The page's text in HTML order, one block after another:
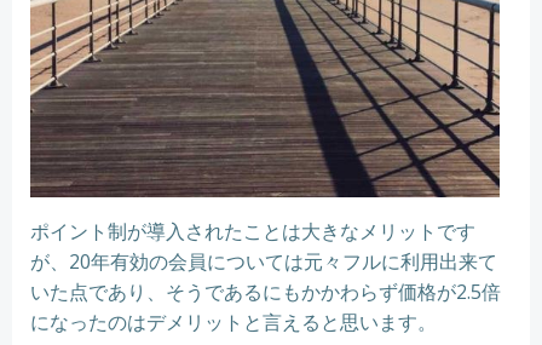
ポイント制が導入されたことは大きなメリットです
が、20年有効の会員については元々フルに利用出来て
いた点であり、そうであるにもかかわらず価格が2.5倍
になったのはデメリットと言えると思います。